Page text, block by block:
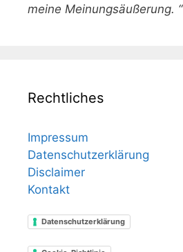
meine Meinungsäußerung. “
Rechtliches
Impressum
Datenschutzerklärung
Disclaimer
Kontakt
Datenschutzerklärung